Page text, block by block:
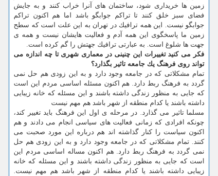
زمین ها خریداری شود، ساختمان های آنرا خراب كنند و به جایش
فضای سبز خلق كنند تا تراكم جوابگو باشد اما هم اكنون تراكم
جوابگو نیست. این همه ترافیك در تهران به این علت است كه سطح
زمین ما پاسخگوی این همه آدم و فعالیت هایشان نیست و همه ی
جهت ها شلوغ است. به عبارتی ترافیك جهتش را گم كرده است.
فكر می كنید تغییرات این چنینی در معماری شهری تا چه اندازه می
تواند روی فرهنگ یك جامعه تاثیر بگذارد؟
تمام مشكلاتی كه در جامعه وجود دارد و به این زودی هم حل نمی
گردد به فرهنگ ربط دارد. هم اكنون مسئله اساسی مردم این است
كه جایی به منظور زندگی داشته باشند و این مسئله كه خانه زیبایی
داشته باشند یا كدام منطقه از شهر باشد هم مهم نیست
مسلما تاثیر می گذارد. در مرحله ی اول این فرهنگ باید تغییر كند،
چونكه افرادی كه زمانی فعالیت های سیاسی انجام می دادند و هم
اكنون سیاست را كنار گذاشته اند هم درباره این مورد صحبت می
كنند. تمام مشكلاتی كه در جامعه وجود دارد و به این زودی هم حل
نمی گردد به فرهنگ ربط دارد. هم اكنون مساله اساسی مردم این
است كه جایی به منظور زندگی داشته باشند و این مسئله كه خانه
زیبایی داشته باشند یا كدام منطقه از شهر باشد هم مهم نیست.